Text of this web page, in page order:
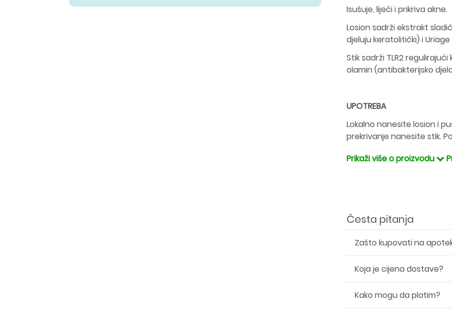
Isušuje, liječi i prikriva akne.
Losion sadrži ekstrakt
djeluju keratolitički) i
Stik sadrži TLR2
olamin (antibakterijsko
UPOTREBA
Lokalno nanesite losion i
prekrivanje nanesite stik.
Prikaži više o proizvodu
Česta pitanja
Zašto kupovati na
Koja je cijena dostave?
Kako mogu da platim?